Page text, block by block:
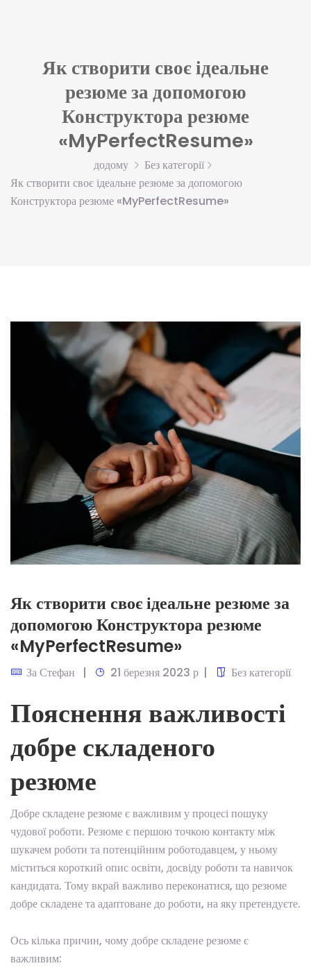
Як створити своє ідеальне
резюме за допомогою
Конструктора резюме
«MyPerfectResume»
додому
Без категорії
Як створити своє ідеальне резюме за допомогою
Конструктора резюме «MyPerfectResume»
Як створити своє ідеальне резюме за
допомогою Конструктора резюме
«MyPerfectResume»
ЗаСтефан 21 березня 2023 р Без категорії
Пояснення важливості
добре складеного
резюме
Добре складене резюме є важливим у процесі пошуку
чудової роботи. Резюме є першою точкою контакту між
шукачем роботи та потенційним роботодавцем, у ньому
міститься короткий опис освіти, досвіду роботи та навичок
кандидата. Тому вкрай важливо переконатися, що резюме
добре складене та адаптоване до роботи, на яку претендуєте.
Ось кілька причин, чому добре складене резюме є
важливим: